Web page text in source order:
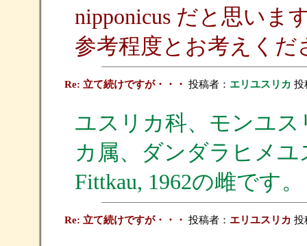
nipponicus だと思いま
参考程度とお考えくだ
Re: 立て続けですが・・・ 投稿者： エリユスリカ 投
ユスリカ科、モンユ
カ属、ダンダラヒメユ
Fittkau, 1962の雌です。
Re: 立て続けですが・・・ 投稿者： エリユスリカ 投